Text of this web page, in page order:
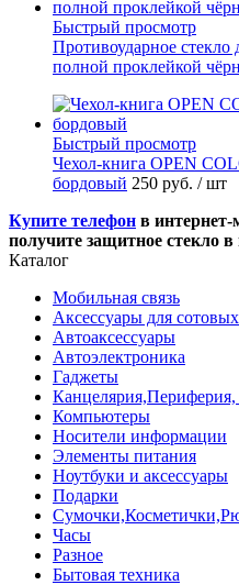
Быстрый просмотр
Противоударное
полной проклейкой
Быстрый просмотр
Чехол-книга OPEN
бордовый 250 руб. / шт
Купите телефон в интернет-
получите защитное стекло в
Каталог
Мобильная связь
Аксессуары для
Автоаксессуары
Автоэлектроника
Гаджеты
Компьютеры
Носители информации
Элементы питания
Ноутбуки и аксессуары
Подарки
Часы
Разное
Бытовая техника